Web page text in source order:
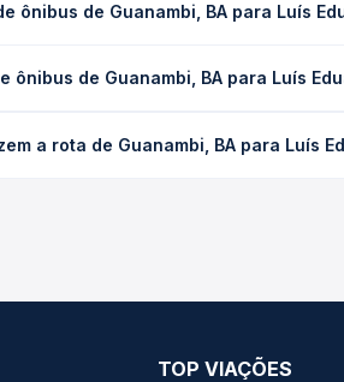
ônibus de Guanambi, BA para Luís
de tráfego. Na Quero Passagem você
ônibus de Guanambi, BA para Luís
Na Quero Passagem você
a rota de Guanambi, BA para Luís
TOP VIAÇÕES